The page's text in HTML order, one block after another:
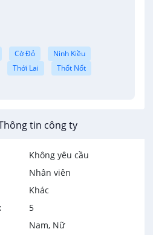
Cờ Đỏ
Ninh Kiều
Thới Lai
Thốt Nốt
tin công ty
Không yêu cầu
Nhân viên
Khác
5
Nam, Nữ